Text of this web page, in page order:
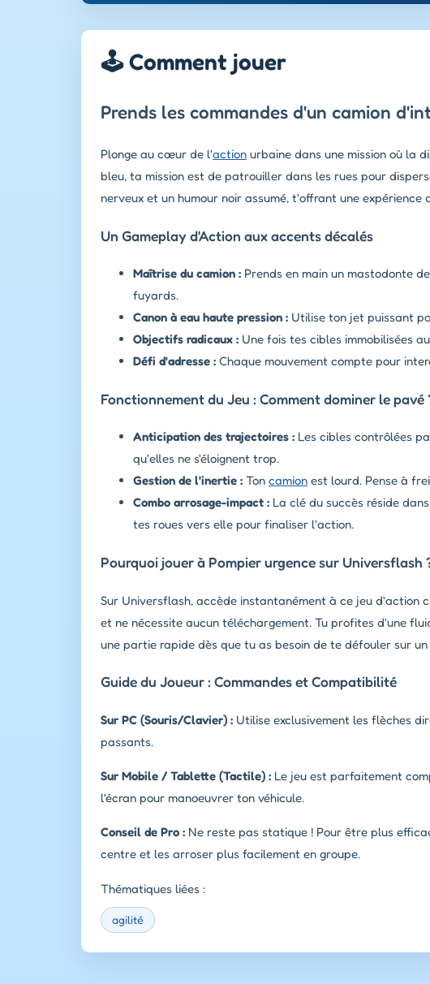
🕹️ Comment jouer
Prends les commandes d'un camion
Plonge au cœur de l'action urbaine dans une mission où la
bleu, ta mission est de patrouiller dans les rues pour
nerveux et un humour noir assumé, t'offrant une expérience
Un Gameplay d'Action aux accents décalés
Maîtrise du camion : Prends en main un mastodonte
fuyards.
Canon à eau haute pression : Utilise ton jet puissant
Objectifs radicaux : Une fois tes cibles immobilisées
Défi d'adresse : Chaque mouvement compte pour
Fonctionnement du Jeu : Comment dominer le pavé
Anticipation des trajectoires : Les cibles contrôlées
qu'elles ne s'éloignent trop.
Gestion de l'inertie : Ton camion est lourd. Pense à
Combo arrosage-impact : La clé du succès réside
tes roues vers elle pour finaliser l'action.
Pourquoi jouer à Pompier urgence sur Universflash
Sur Universflash, accède instantanément à ce jeu d'action
et ne nécessite aucun téléchargement. Tu profites d'une
une partie rapide dès que tu as besoin de te défouler sur
Guide du Joueur : Commandes et Compatibilité
Sur PC (Souris/Clavier) : Utilise exclusivement les flèches
passants.
Sur Mobile / Tablette (Tactile) : Le jeu est parfaitement
l'écran pour manoeuvrer ton véhicule.
Conseil de Pro : Ne reste pas statique ! Pour être plus
centre et les arroser plus facilement en groupe.
Thématiques liées :
agilité